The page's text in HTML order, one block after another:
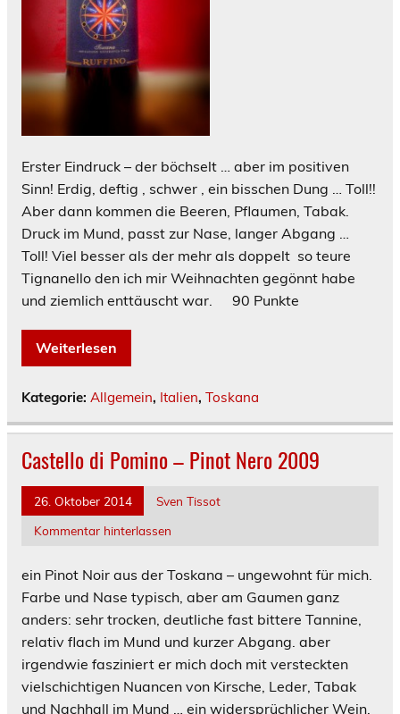
Erster Eindruck – der böchselt … aber im positiven
Sinn! Erdig, deftig , schwer , ein bisschen Dung … Toll!!
Aber dann kommen die Beeren, Pflaumen, Tabak.
Druck im Mund, passt zur Nase, langer Abgang …
Toll! Viel besser als der mehr als doppelt so teure
Tignanello den ich mir Weihnachten gegönnt habe
und ziemlich enttäuscht war. 90 Punkte
Weiterlesen
Kategorie: Allgemein, Italien, Toskana
Castello di Pomino – Pinot Nero 2009
26. Oktober 2014
Sven Tissot
Kommentar hinterlassen
ein Pinot Noir aus der Toskana – ungewohnt für mich.
Farbe und Nase typisch, aber am Gaumen ganz
anders: sehr trocken, deutliche fast bittere Tannine,
relativ flach im Mund und kurzer Abgang. aber
irgendwie fasziniert er mich doch mit versteckten
vielschichtigen Nuancen von Kirsche, Leder, Tabak
und Nachhall im Mund … ein widersprüchlicher Wein,